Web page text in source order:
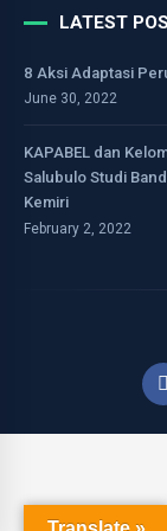
LATEST
8 Aksi Adaptasi
June 30, 2022
KAPABEL dan
Salubulo Studi
Kemiri
February 2, 2022